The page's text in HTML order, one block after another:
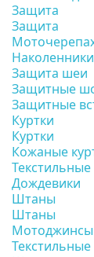
Защита
Защита
Защита шеи
Защитные
Защитные
Куртки
Куртки
Кожаные
Текстильные
Дождевики
Штаны
Штаны
Мотоджинсы